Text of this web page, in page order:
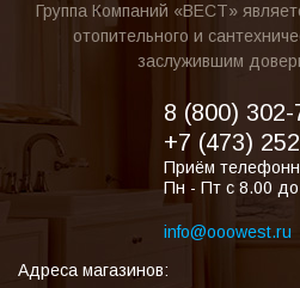
Группа Компаний «ВЕСТ»
отопительного и
заслужившим
8 (800) 302-
+7 (473)
Приём
Пн - Пт с 8.00
info@ooowest.ru
Адреса магазинов: